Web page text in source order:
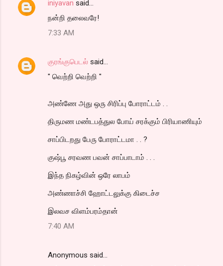
iniyavan said…
நன்றி தலைவரே!
7:33 AM
குரங்குபெடல் said…
" வெற்றி வெற்றி "
அண்ணே அது ஒரு சிரிப்பு போராட்டம் . .
திருமண மண்டபத்துல போய் சரக்கும் பிரியாணியும்
சாப்பிடறது பேரு போராட்டமா . . ?
குஷ்பூ சரவண பவன் சாப்பாடாம் . . .
இந்த நிகழ்வின் ஒரே லாபம்
அண்ணாச்சி ஹோட்டலுக்கு கிடைச்ச
இலவச விளம்பரம்தான்
7:40 AM
Anonymous said…